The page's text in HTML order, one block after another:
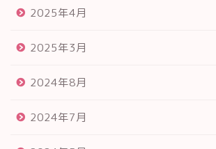
2025年4月
2025年3月
2024年8月
2024年7月